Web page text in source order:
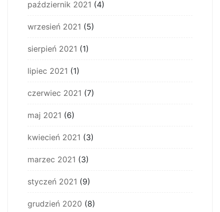
październik 2021 (4)
wrzesień 2021 (5)
sierpień 2021 (1)
lipiec 2021 (1)
czerwiec 2021 (7)
maj 2021 (6)
kwiecień 2021 (3)
marzec 2021 (3)
styczeń 2021 (9)
grudzień 2020 (8)